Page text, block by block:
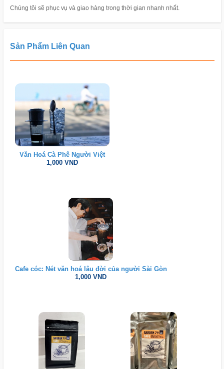
Chúng tôi sẽ phục vụ và giao hàng trong thời gian nhanh nhất.
Sản Phẩm Liên Quan
Văn Hoá Cà Phê Người Việt
1,000 VND
Cafe cóc: Nét văn hoá lâu đời của người Sài Gòn
1,000 VND